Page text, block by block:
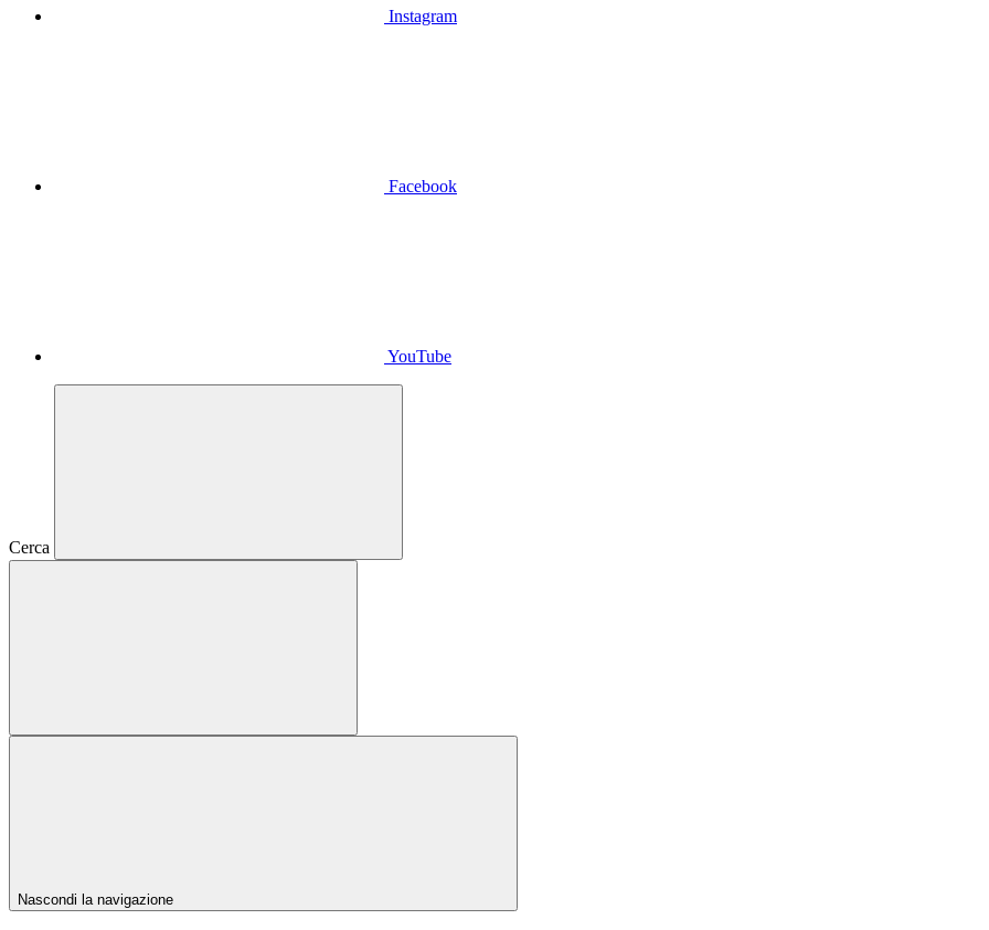
Instagram
Facebook
YouTube
Cerca
Nascondi la navigazione